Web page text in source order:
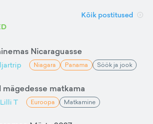
Kõik postitused
Nicaraguasse
Niagara Panama Söök ja jook
mägedesse matkama
Lilli T Euroopa Matkamine